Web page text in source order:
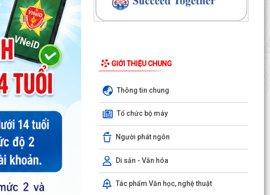
GIỚI THIỆU CHUNG
Thông tin chung
Tổ chức bộ máy
Người phát ngôn
Di sản - Văn hóa
Tác phẩm Văn học, nghệ thuật
Công văn số 163-CV/BXDĐĐU ngày 06/8/2026
của Ban Xây dựng Đảng Đảng ủy xã An Hưng về
việc điều...
Kế hoạch số 197/KH-UBND ngày 06/8/2026 của
UBND xã An Hưng về việc triển khai hoạt động
chăm sóc...
Công văn số 1487/UBND-VHXH ngày
06/8/2026 của UBND xã An Hưng về việc tăng